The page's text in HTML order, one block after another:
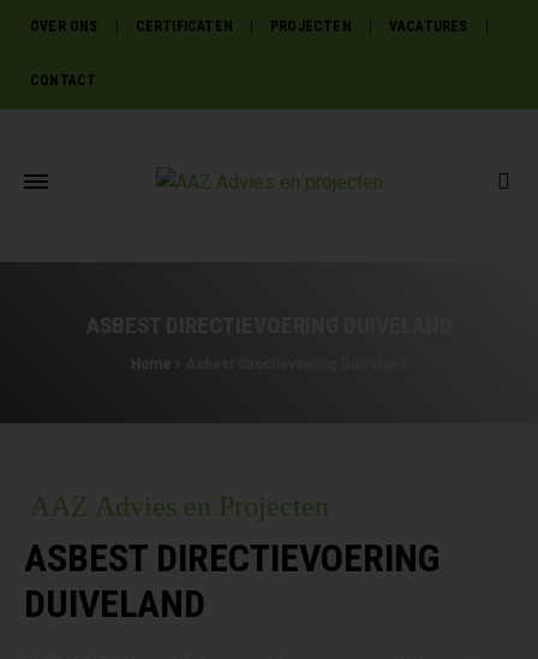
OVER ONS CERTIFICATEN PROJECTEN VACATURES
CONTACT
ASBEST DIRECTIEVOERING DUIVELAND
AAZ Advies en Projecten
ASBEST DIRECTIEVOERING
DUIVELAND